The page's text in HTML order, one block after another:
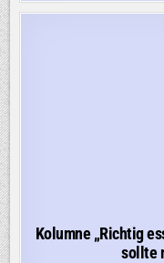
Kolumne „Richtig
sollte